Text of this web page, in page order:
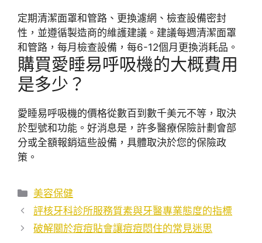
定期清潔面罩和管路、更換濾網、檢查設備密封
性，並遵循製造商的維護建議。建議每週清潔面罩
和管路，每月檢查設備，每6-12個月更換消耗品。
購買愛睡易呼吸機的大概費用
是多少？
愛睡易呼吸機的價格從數百到數千美元不等，取決
於型號和功能。好消息是，許多醫療保險計劃會部
分或全額報銷這些設備，具體取決於您的保險政
策。
分
類
美容保健
評核牙科診所服務質素與牙醫專業態度的指標
破解關於痘痘貼會讓痘痘悶住的常見迷思